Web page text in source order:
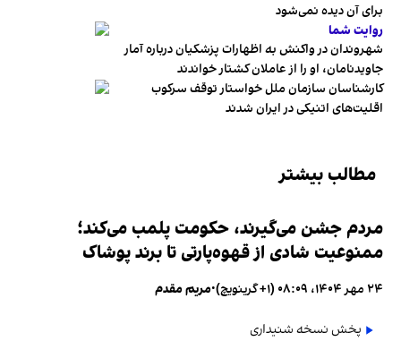
برای آن دیده نمی‌شود
روایت شما
شهروندان در واکنش به اظهارات پزشکیان درباره آمار
جاویدنامان، او را از عاملان کشتار خواندند
کارشناسان سازمان ملل خواستار توقف سرکوب
اقلیت‌های اتنیکی در ایران شدند
مطالب بیشتر
مردم جشن می‌گیرند، حکومت پلمب می‌کند؛
ممنوعیت شادی از قهوه‌پارتی تا برند پوشاک
۲۴ مهر ۱۴۰۴، ۰۸:۰۹ (‎+۱ گرینویچ) •مریم مقدم
پخش نسخه شنیداری